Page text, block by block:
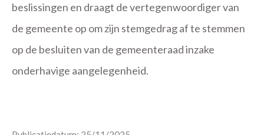
beslissingen en draagt de vertegenwoordiger van
de gemeente op om zijn stemgedrag af te stemmen
op de besluiten van de gemeenteraad inzake
onderhavige aangelegenheid.